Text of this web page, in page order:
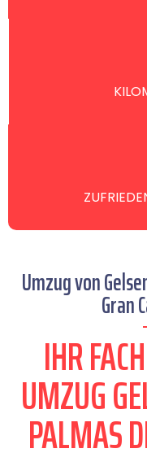
Umzug von
Gran
IHR
UMZUG
PALMAS